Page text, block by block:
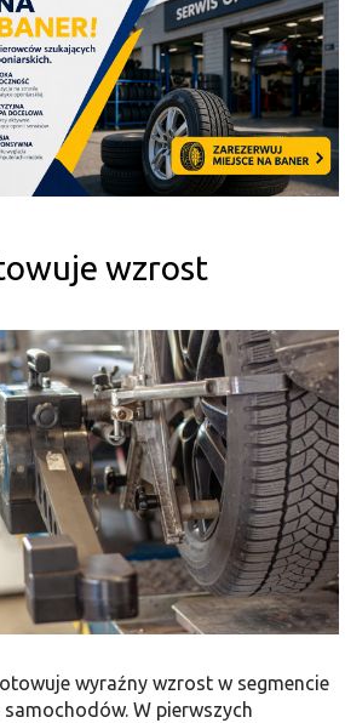
wzrost
wyraźny wzrost w segmencie
W pierwszych